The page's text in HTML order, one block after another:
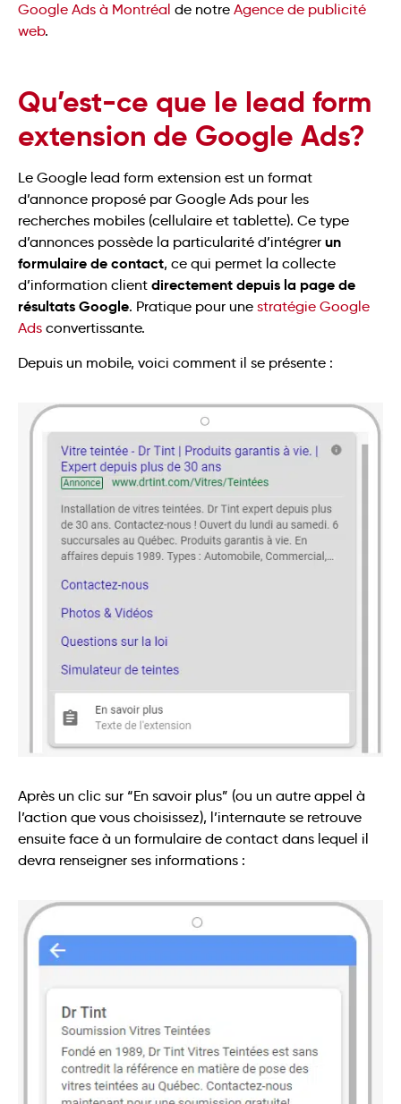
Google Ads à Montréal de notre Agence de publicité
web.
Qu’est-ce que le lead form
extension de Google Ads?
Le Google lead form extension est un format
d’annonce proposé par Google Ads pour les
recherches mobiles (cellulaire et tablette). Ce type
d’annonces possède la particularité d’intégrer un
formulaire de contact, ce qui permet la collecte
d’information client directement depuis la page de
résultats Google. Pratique pour une stratégie Google
Ads convertissante.
Depuis un mobile, voici comment il se présente :
Après un clic sur “En savoir plus” (ou un autre appel à
l’action que vous choisissez), l’internaute se retrouve
ensuite face à un formulaire de contact dans lequel il
devra renseigner ses informations :